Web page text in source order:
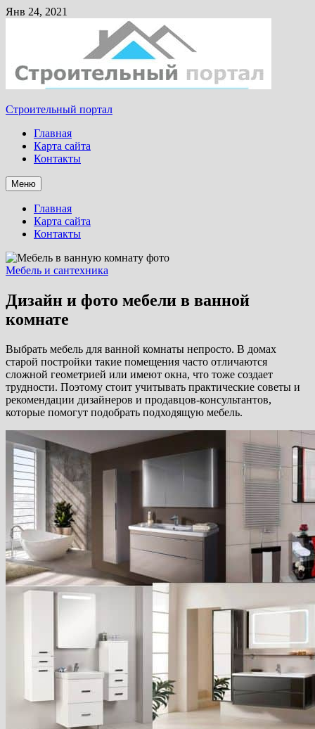
Янв 24, 2021
Строительный портал
Главная
Карта сайта
Контакты
Меню
Главная
Карта сайта
Контакты
Мебель и сантехника
Дизайн и фото мебели в ванной
комнате
Выбрать мебель для ванной комнаты непросто. В домах
старой постройки такие помещения часто отличаются
сложной геометрией или имеют окна, что тоже создает
трудности. Поэтому стоит учитывать практические советы и
рекомендации дизайнеров и продавцов-консультантов,
которые помогут подобрать подходящую мебель.